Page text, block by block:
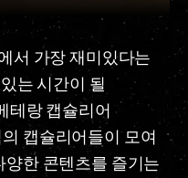
서 가장 재미있다는
는 시간이 될
테랑 캡슐리어
캡슐리어들이 모여
양한 콘텐츠를 즐기는